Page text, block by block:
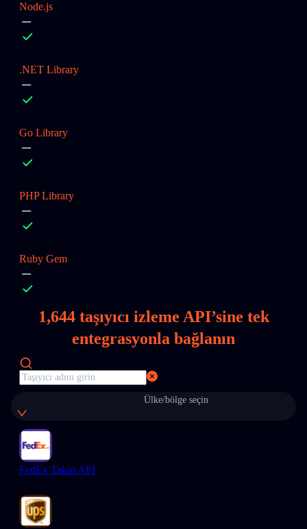
Node.js
.NET Library
Go Library
PHP Library
Ruby Gem
1,644taşıyıcı izleme API’sine tek
entegrasyonla bağlanın
Ülke/bölge seçin
FedEx Takip API